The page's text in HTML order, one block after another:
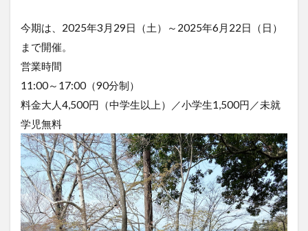
今期は、2025年3月29日（土）～2025年6月22日（日）
まで開催。
営業時間
11:00～17:00（90分制）
料金大人4,500円（中学生以上）／小学生1,500円／未就
学児無料